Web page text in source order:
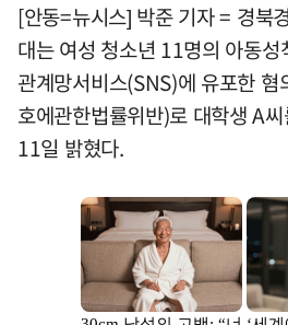
[안동=뉴시스] 박준 기자 = 경북
대는 여성 청소년 11명의 아동성
관계망서비스(SNS)에 유포한
호에관한법률위반)로 대학생 A
11일 밝혔다.